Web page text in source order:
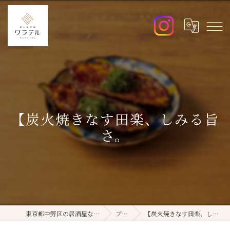
【炭火焼きなす田楽、しみる旨
さ。
東京都中野区の居酒屋ならワラテル ブログ 【炭火焼きなす田楽、しみる旨さ。